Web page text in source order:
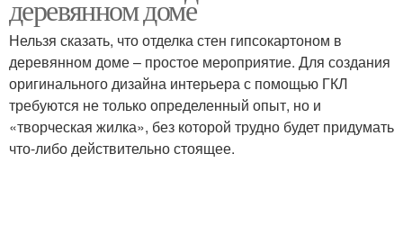
деревянном доме
Нельзя сказать, что отделка стен гипсокартоном в
деревянном доме – простое мероприятие. Для создания
оригинального дизайна интерьера с помощью ГКЛ
требуются не только определенный опыт, но и
«творческая жилка», без которой трудно будет придумать
что-либо действительно стоящее.